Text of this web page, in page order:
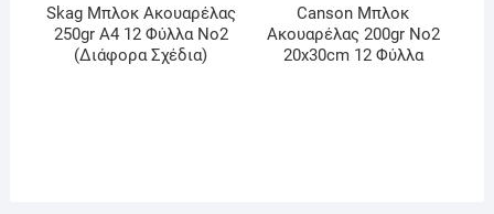
Skag Μπλοκ Ακουαρέλας
250gr A4 12 Φύλλα No2
(Διάφορα Σχέδια)
Canson Μπλοκ
Ακουαρέλας 200gr No2
20x30cm 12 Φύλλα